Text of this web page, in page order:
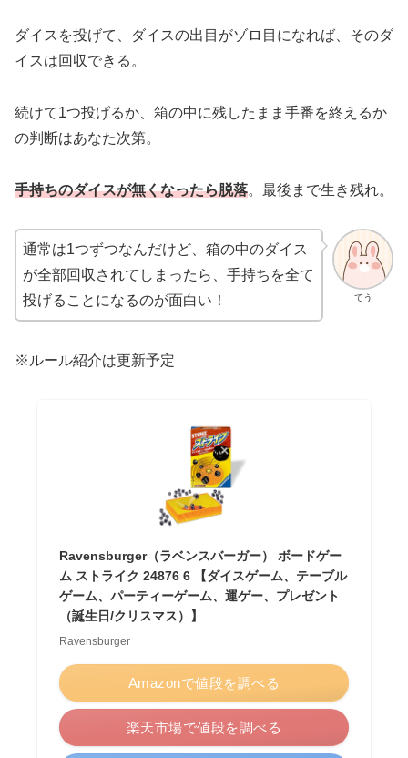
ダイスを投げて、ダイスの出目がゾロ目になれば、そのダ
イスは回収できる。
続けて1つ投げるか、箱の中に残したまま手番を終えるか
の判断はあなた次第。
手持ちのダイスが無くなったら脱落。最後まで生き残れ。
てう
通常は1つずつなんだけど、箱の中のダイス
が全部回収されてしまったら、手持ちを全て
投げることになるのが面白い！
※ルール紹介は更新予定
Ravensburger（ラベンスバーガー） ボードゲー
ム ストライク 24876 6 【ダイスゲーム、テーブル
ゲーム、パーティーゲーム、運ゲー、プレゼント
（誕生日/クリスマス）】
Ravensburger
Amazonで値段を調べる
楽天市場で値段を調べる